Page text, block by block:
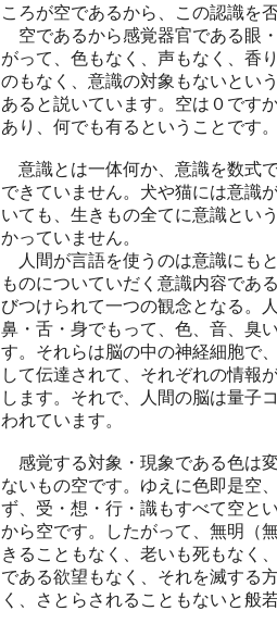
ころが空であるから、この認識を否
空であるから感覚器官である眼
がって、色もなく、声もなく、香
のもなく、意識の対象もないという
あると説いています。空は０です
あり、何でも有るということです。
意識とは一体何か、意識を数式
できていません。犬や猫には意識
いても、生きもの全てに意識とい
かっていません。
人間が言語を使うのは意識にも
ものについていだく意識内容であ
びつけられて一つの観念となる。
鼻・舌・身でもって 、色、音、臭
す。それらは脳の中の神経細胞で
して伝達されて、それぞれの情報
します。それで、人間の脳は量子
われています。
感覚する対象・現象である色は
ないもの空です。ゆえに色即是空
ず、受・想・行・識もすべて空と
から空です。したがって、無明（
きることもなく、老いも死もなく
である欲望もなく、それを滅する
く、さとらされることもないと般